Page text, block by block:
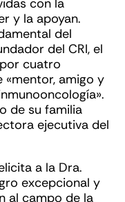
con la
y la apoyan.
del
del CRI, el
cuatro
«mentor, amigo y
de su familia
ejecutiva del
a la Dra.
excepcional y
al campo de la